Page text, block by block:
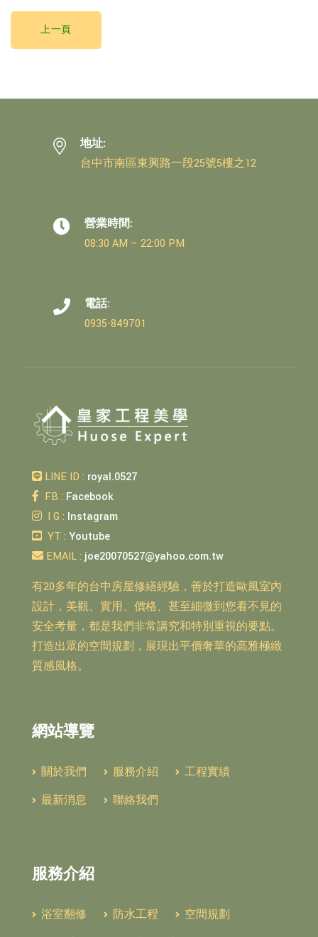
上一頁
地址:
台中市南區東興路一段25號5樓之12
營業時間:
08:30 AM – 22:00 PM
電話:
0935-849701
LINE ID : royal.0527
FB : Facebook
I G : Instagram
YT : Youtube
EMAIL : joe20070527@yahoo.com.tw
有20多年的台中房屋修繕經驗，善於打造歐風室內
設計，美觀、實用、價格、甚至細微到您看不見的
安全考量，都是我們非常講究和特別重視的要點。
打造出眾的空間規劃，展現出平價奢華的高雅極緻
質感風格。
網站導覽
關於我們 服務介紹
工程實績
最新消息
聯絡我們
服務介紹
浴室翻修 防水工程
空間規劃